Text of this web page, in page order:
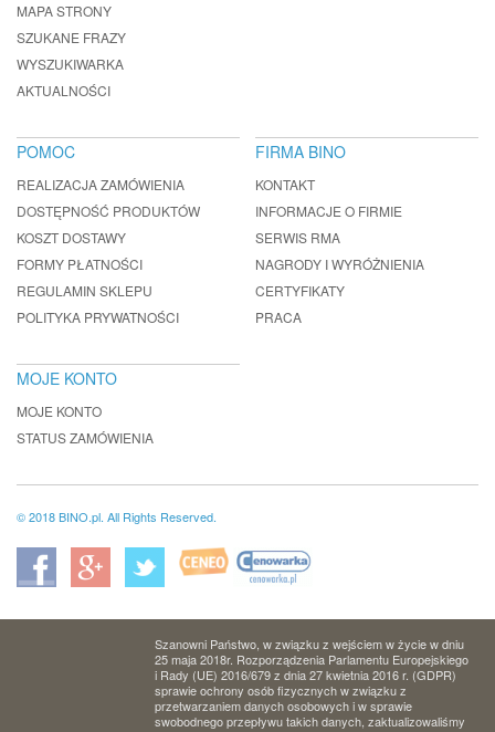
MAPA STRONY
SZUKANE FRAZY
WYSZUKIWARKA
AKTUALNOŚCI
POMOC
REALIZACJA ZAMÓWIENIA
DOSTĘPNOŚĆ PRODUKTÓW
KOSZT DOSTAWY
FORMY PŁATNOŚCI
REGULAMIN SKLEPU
POLITYKA PRYWATNOŚCI
FIRMA BINO
KONTAKT
INFORMACJE O FIRMIE
SERWIS RMA
NAGRODY I WYRÓŻNIENIA
CERTYFIKATY
PRACA
MOJE KONTO
MOJE KONTO
STATUS ZAMÓWIENIA
© 2018 BINO.pl. All Rights Reserved.
Szanowni Państwo, w związku z wejściem w życie w dniu
25 maja 2018r. Rozporządzenia Parlamentu Europejskiego
i Rady (UE) 2016/679 z dnia 27 kwietnia 2016 r. (GDPR)
sprawie ochrony osób fizycznych w związku z
przetwarzaniem danych osobowych i w sprawie
swobodnego przepływu takich danych, zaktualizowaliśmy